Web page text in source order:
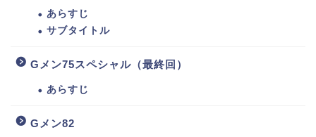
あらすじ
サブタイトル
Gメン75スペシャル（最終回）
あらすじ
Gメン82